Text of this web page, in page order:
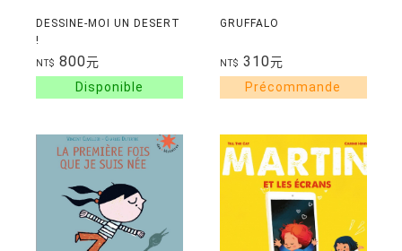
DESSINE-MOI UN DESERT
!
NT$ 800元
GRUFFALO
NT$ 310元